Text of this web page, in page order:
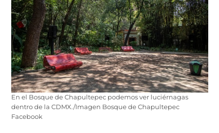
En el Bosque de Chapultepec podemos ver luciérnagas
dentro de la CDMX./Imagen Bosque de Chapultepec
Facebook